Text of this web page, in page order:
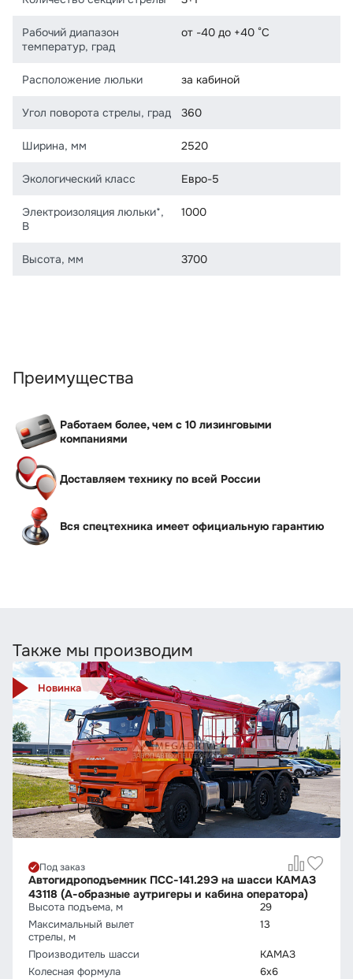
Рабочий диапазон
температур, град
от -40 до +40 °С
Расположение люльки за кабиной
Угол поворота стрелы, град 360
Ширина, мм 2520
Экологический класс Евро-5
Электроизоляция люльки*,
В
1000
Высота, мм 3700
Преимущества
Работаем более, чем с 10 лизинговыми
компаниями
Доставляем технику по всей России
Вся спецтехника имеет официальную гарантию
Также мы производим
Новинка
Под заказ
Автогидроподъемник ПСС-141.29Э на шасси КАМАЗ
43118 (А-образные аутригеры и кабина оператора)
Высота подъема, м
29
Максимальный вылет
стрелы, м
13
Производитель шасси
КАМАЗ
Колесная формула
6х6